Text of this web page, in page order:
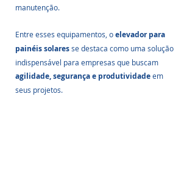
manutenção.
Entre esses equipamentos, o elevador para
painéis solares se destaca como uma solução
indispensável para empresas que buscam
agilidade, segurança e produtividade em
seus projetos.